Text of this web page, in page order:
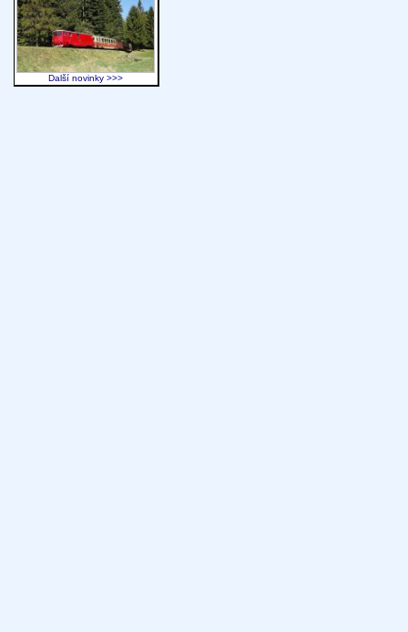
Další novinky >>>